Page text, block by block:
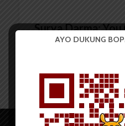
Surya Darma:
What You Give
AYO DUKUNG